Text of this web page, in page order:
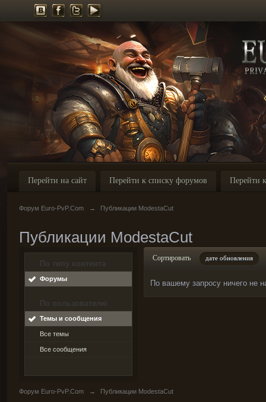
Перейти на сайт Перейти к списку форумов Перейти
Форум Euro-PvP.Com → Публикации ModestaCut
Публикации ModestaCut
По типу контента
Форумы
По пользователю
Темы и сообщения
Все темы
Все сообщения
Сортировать дате обновления
По вашему запросу ничего не
Форум Euro-PvP.Com → Публикации ModestaCut